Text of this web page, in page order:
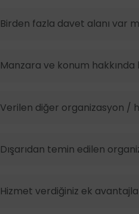
Birden fazla davet alanı var
Manzara ve konum
Verilen diğer organizasyon /
Dışarıdan temin edilen
Hizmet verdiğiniz ek